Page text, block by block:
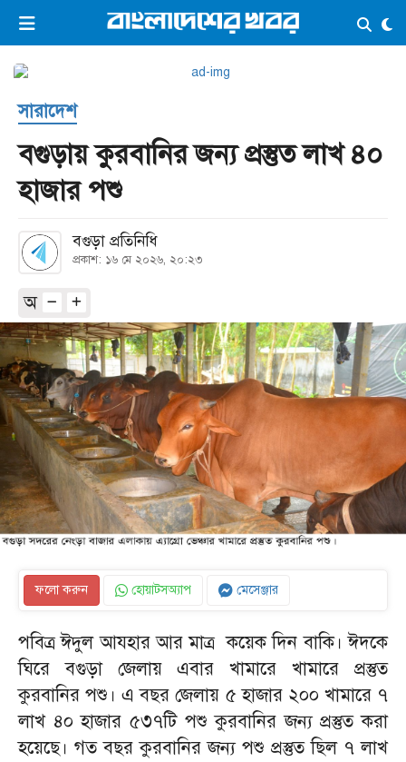
ভিডিও ই-পেপার লগইন ×
প্রচ্ছদ
সর্বশেষ
সব বিভাগ
কনভার্টার
সারাদেশ
বগুড়ায় কুরবানির জন্য প্রস্তুত লাখ ৪০
হাজার পশু
বগুড়া প্রতিনিধি
প্রকাশ: ১৬ মে ২০২৬, ২০:২৩
অ
ফলো করুন হোয়াটসঅ্যাপ মেসেঞ্জার
পবিত্র ঈদুল আযহার আর মাত্র কয়েক দিন বাকি। ঈদকে
ঘিরে বগুড়া জেলায় এবার খামারে খামারে প্রস্তুত
কুরবানির পশু। এ বছর জেলায় ৫ হাজার ২০০ খামারে ৭
লাখ ৪০ হাজার ৫৩৭টি পশু কুরবানির জন্য প্রস্তুত করা
হয়েছে। গত বছর কুরবানির জন্য পশু প্রস্তুত ছিল ৭ লাখ